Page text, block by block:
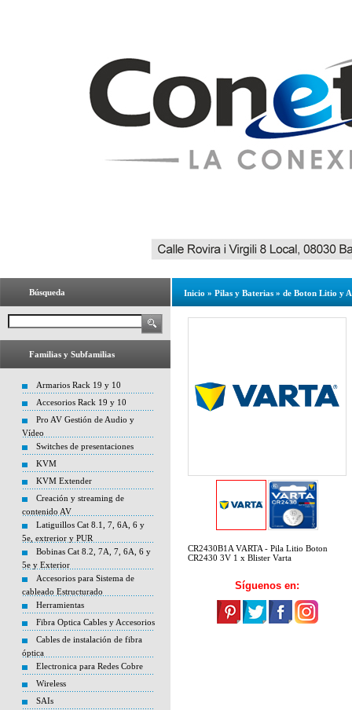
Búsqueda
Familias y Subfamilias
Armarios Rack 19 y 10
Accesorios Rack 19 y 10
Pro AV Gestión de Audio y
Vídeo
Switches de presentaciones
KVM
KVM Extender
Creación y streaming de
contenido AV
Latiguillos Cat 8.1, 7, 6A, 6 y
5e, extrerior y PUR
Bobinas Cat 8.2, 7A, 7, 6A, 6 y
5e y Exterior
Accesorios para Sistema de
cableado Estructurado
Herramientas
Fibra Optica Cables y Accesorios
Cables de instalación de fibra
óptica
Electronica para Redes Cobre
Wireless
SAIs
Inicio » Pilas y Baterias » de Boton Litio y
CR2430B1A VARTA - Pila Litio Boton
CR2430 3V 1 x Blister Varta
Síguenos en: